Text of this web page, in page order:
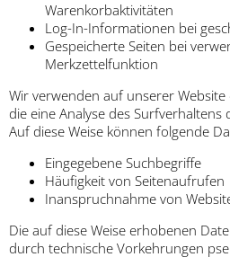
Warenkorbaktivitäten
Log-In-Informationen bei
Gespeicherte Seiten bei
Merkzettelfunktion
Wir verwenden auf unserer
die eine Analyse des
Auf diese Weise können folgende
Eingegebene Suchbegriffe
Häufigkeit von Seitenaufrufen
Inanspruchnahme von
Die auf diese Weise erhobenen
durch technische Vorkehrungen